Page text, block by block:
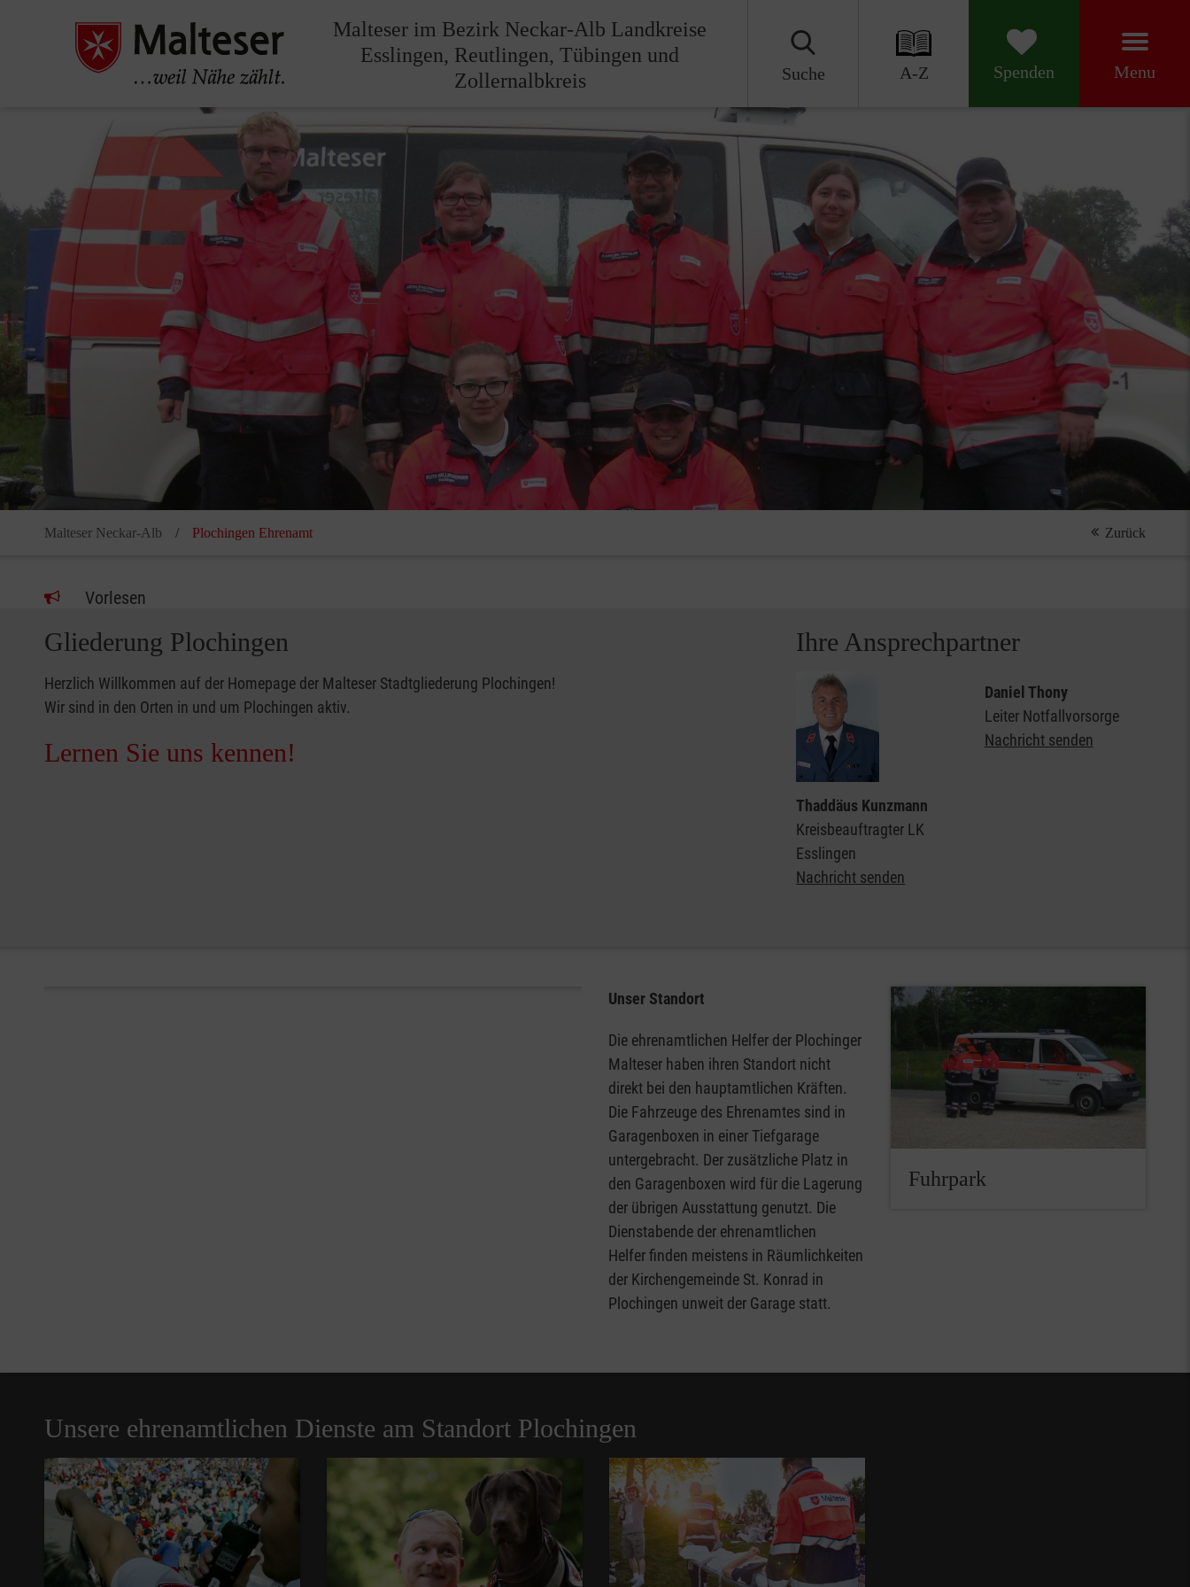
Malteser im Bezirk Neckar-Alb Landkreise
Esslingen, Reutlingen, Tübingen und
Zollernalbkreis
Suche A-Z Spenden Menu
Malteser Neckar-Alb Plochingen Ehrenamt Zurück
Vorlesen
Gliederung Plochingen
Herzlich Willkommen auf der Homepage der Malteser Stadtgliederung Plochingen!
Wir sind in den Orten in und um Plochingen aktiv.
Lernen Sie uns kennen!
Ihre Ansprechpartner
Thaddäus Kunzmann
Kreisbeauftragter LK
Esslingen
Nachricht senden
Daniel Thony
Leiter Notfallvorsorge
Nachricht senden
Unser Standort
Die ehrenamtlichen Helfer der Plochinger
Malteser haben ihren Standort nicht
direkt bei den hauptamtlichen Kräften.
Die Fahrzeuge des Ehrenamtes sind in
Garagenboxen in einer Tiefgarage
untergebracht. Der zusätzliche Platz in
den Garagenboxen wird für die Lagerung
der übrigen Ausstattung genutzt. Die
Dienstabende der ehrenamtlichen
Helfer finden meistens in Räumlichkeiten
der Kirchengemeinde St. Konrad in
Plochingen unweit der Garage statt.
Fuhrpark
Unsere ehrenamtlichen Dienste am Standort Plochingen
Pause